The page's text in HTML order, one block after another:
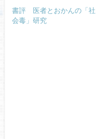
書評 医者とおかんの「社
会毒」研究